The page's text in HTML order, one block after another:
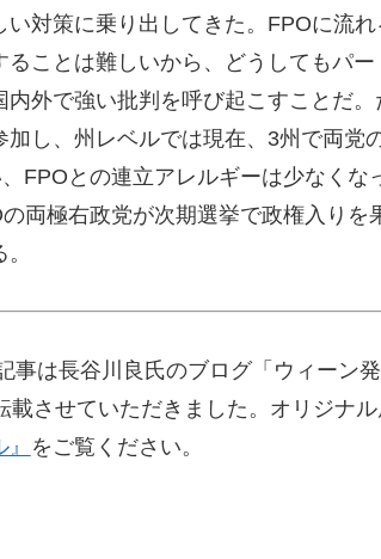
い対策に乗り出してきた。FPOに流
ることは難しいから、どうしてもパ
内外で強い批判を呼び起こすことだ
加し、州レベルでは現在、3州で両党
FPOとの連立アレルギーは少なくな
両極右政党が次期選挙で政権入りを
事は長谷川良氏のブログ「ウィーン
載させていただきました。オリジナ
をご覧ください。